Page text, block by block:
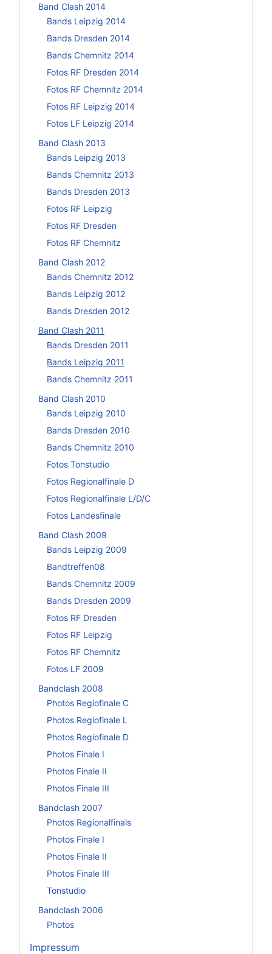
Band Clash 2014
Bands Leipzig 2014
Bands Dresden 2014
Bands Chemnitz 2014
Fotos RF Dresden 2014
Fotos RF Chemnitz 2014
Fotos RF Leipzig 2014
Fotos LF Leipzig 2014
Band Clash 2013
Bands Leipzig 2013
Bands Chemnitz 2013
Bands Dresden 2013
Fotos RF Leipzig
Fotos RF Dresden
Fotos RF Chemnitz
Band Clash 2012
Bands Chemnitz 2012
Bands Leipzig 2012
Bands Dresden 2012
Band Clash 2011
Bands Dresden 2011
Bands Leipzig 2011
Bands Chemnitz 2011
Band Clash 2010
Bands Leipzig 2010
Bands Dresden 2010
Bands Chemnitz 2010
Fotos Tonstudio
Fotos Regionalfinale D
Fotos Regionalfinale L/D/C
Fotos Landesfinale
Band Clash 2009
Bands Leipzig 2009
Bandtreffen08
Bands Chemnitz 2009
Bands Dresden 2009
Fotos RF Dresden
Fotos RF Leipzig
Fotos RF Chemnitz
Fotos LF 2009
Bandclash 2008
Photos Regiofinale C
Photos Regiofinale L
Photos Regiofinale D
Photos Finale I
Photos Finale II
Photos Finale III
Bandclash 2007
Photos Regionalfinals
Photos Finale I
Photos Finale II
Photos Finale III
Tonstudio
Bandclash 2006
Photos
Impressum